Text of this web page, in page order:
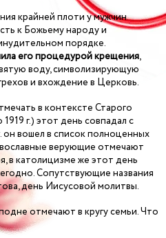
крайней плоти у мужчин
к Божьему народу и
порядке.
его процедурой крещения,
воду, символизирующую
и вхождение в Церковь.
в контексте Старого
г.) этот день совпадал с
он вошел в список полноценных
верующие отмечают
в католицизме же этот день
Сопутствующие названия
день Иисусовой молитвы.
отмечают в кругу семьи. Что